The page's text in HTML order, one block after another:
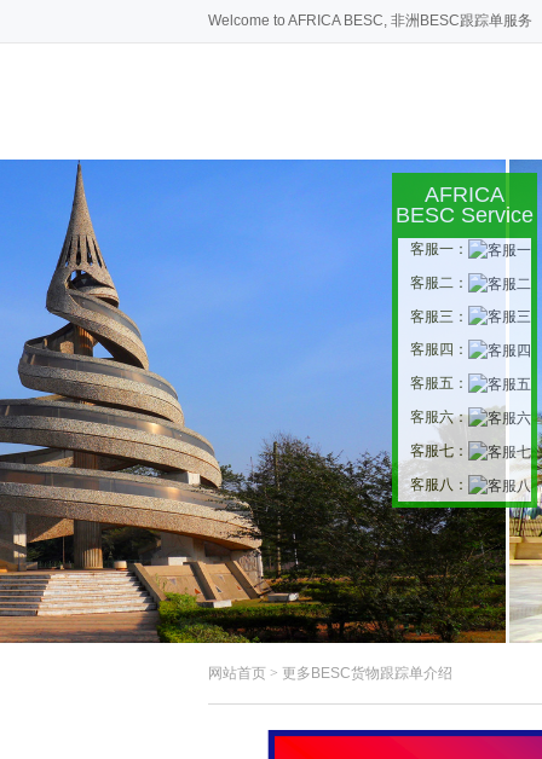
AFRICA
BESC Service
客服一：
客服二：
客服三：
客服四：
客服五：
客服六：
客服七：
客服八：
Welcome to AFRICA BESC, 非洲BESC跟踪单服务
网站首页> 更多BESC货物跟踪单介绍